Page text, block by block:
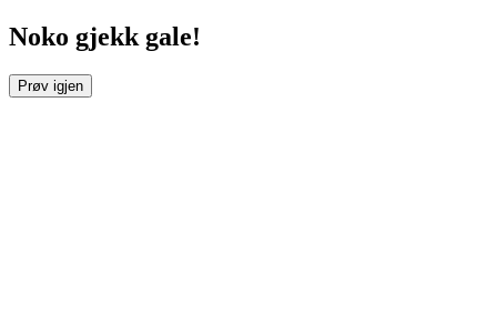
Noko gjekk gale!
Prøv igjen